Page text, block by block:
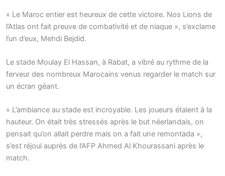
« Le Maroc entier est heureux de cette victoire. Nos Lions de
l’Atlas ont fait preuve de combativité et de niaque », s’exclame
l’un d’eux, Mehdi Bejdid.
Le stade Moulay El Hassan, à Rabat, a vibré au rythme de la
ferveur des nombreux Marocains venus regarder le match sur
un écran géant.
« L’ambiance au stade est incroyable. Les joueurs étaient à la
hauteur. On était très stressés après le but néerlandais, on
pensait qu’on allait perdre mais on a fait une remontada »,
s’est réjoui auprès de l’AFP Ahmed Al Khourassani après le
match.